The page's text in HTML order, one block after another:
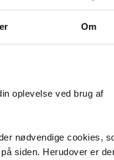
Om
oplevelse ved brug af
nødvendige cookies,
siden. Herudover er
33 18 94